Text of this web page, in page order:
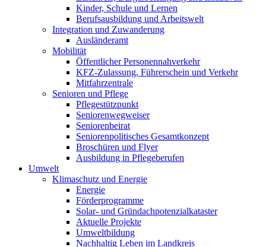
Kinder, Schule und Lernen
Berufsausbildung und Arbeitswelt
Integration und Zuwanderung
Ausländeramt
Mobilität
Öffentlicher Personennahverkehr
KFZ-Zulassung, Führerschein und Verkehr
Mitfahrzentrale
Senioren und Pflege
Pflegestützpunkt
Seniorenwegweiser
Seniorenbeirat
Seniorenpolitisches Gesamtkonzept
Broschüren und Flyer
Ausbildung in Pflegeberufen
Umwelt
Klimaschutz und Energie
Energie
Förderprogramme
Solar- und Gründachpotenzialkataster
Aktuelle Projekte
Umweltbildung
Nachhaltig Leben im Landkreis